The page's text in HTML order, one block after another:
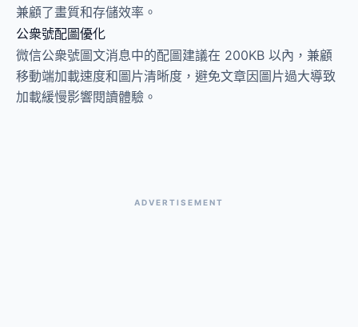
兼顧了畫質和存儲效率。
公衆號配圖優化
微信公衆號圖文消息中的配圖建議在 200KB 以內，兼顧
移動端加載速度和圖片清晰度，避免文章因圖片過大導致
加載緩慢影響閱讀體驗。
ADVERTISEMENT